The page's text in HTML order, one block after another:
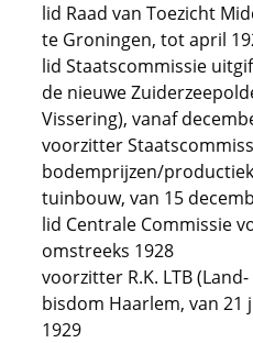
lid Raad van Toezicht
te Groningen, tot april
lid Staatscommissie
de nieuwe
Vissering), vanaf
voorzitter
bodemprijzen/
tuinbouw, van 15
lid Centrale Commissie
omstreeks 1928
voorzitter R.K. LTB
bisdom Haarlem, van 21
1929